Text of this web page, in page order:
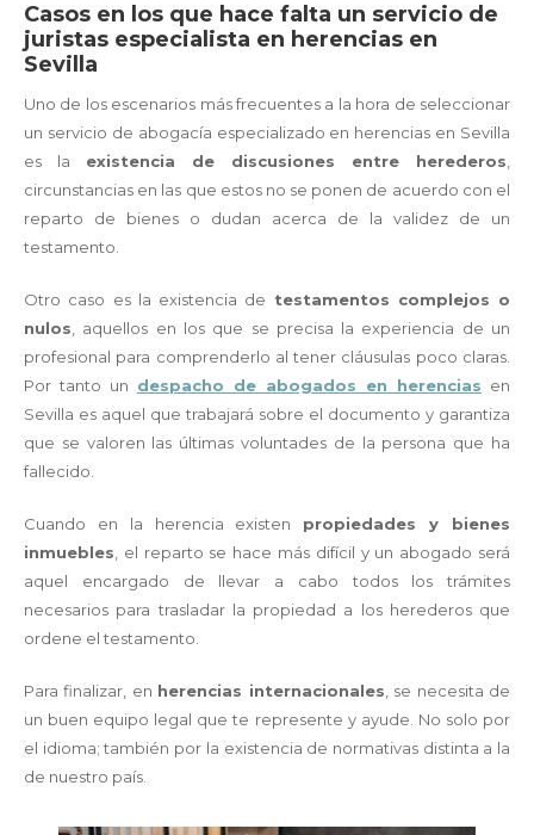
Casos en los que hace falta un servicio de
juristas especialista en herencias en
Sevilla
Uno de los escenarios más frecuentes a la hora de seleccionar
un servicio de abogacía especializado en herencias en Sevilla
es la existencia de discusiones entre herederos
circunstancias en las que estos no se ponen de acuerdo con el
reparto de bienes o dudan acerca de la validez de un
testamento.
Otro caso es la existencia de testamentos complejos o
nulos , aquellos en los que se precisa la experiencia de un
profesional para comprenderlo al tener cláusulas poco claras.
Por tanto un despacho de abogados en herencias en
Sevilla es aquel que trabajará sobre el documento y garantiza
que se valoren las últimas voluntades de la persona que ha
fallecido.
Cuando en la herencia existen propiedades y bienes
inmuebles , el reparto se hace más difícil y un abogado será
aquel encargado de llevar a cabo todos los trámites
necesarios para trasladar la propiedad a los herederos que
ordene el testamento.
Para finalizar, en herencias internacionales , se necesita de
un buen equipo legal que te represente y ayude. No solo por
el idioma; también por la existencia de normativas distinta a la
de nuestro país.